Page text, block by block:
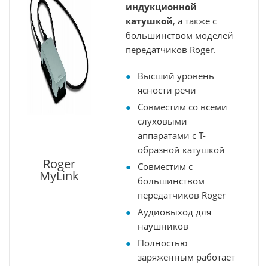
Roger
MyLink
индукционной
катушкой, а также с
большинством моделей
передатчиков Roger.
Высший уровень
ясности речи
Совместим со всеми
слуховыми
аппаратами с Т-
образной катушкой
Совместим с
большинством
передатчиков Roger
Аудиовыход для
наушников
Полностью
заряженным работает